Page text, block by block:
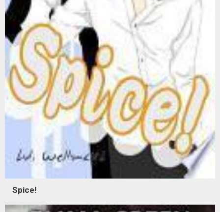
Spice!